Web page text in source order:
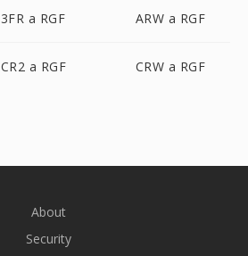
3FR a RGF ARW a RGF
CR2 a RGF CRW a RGF
About
Security